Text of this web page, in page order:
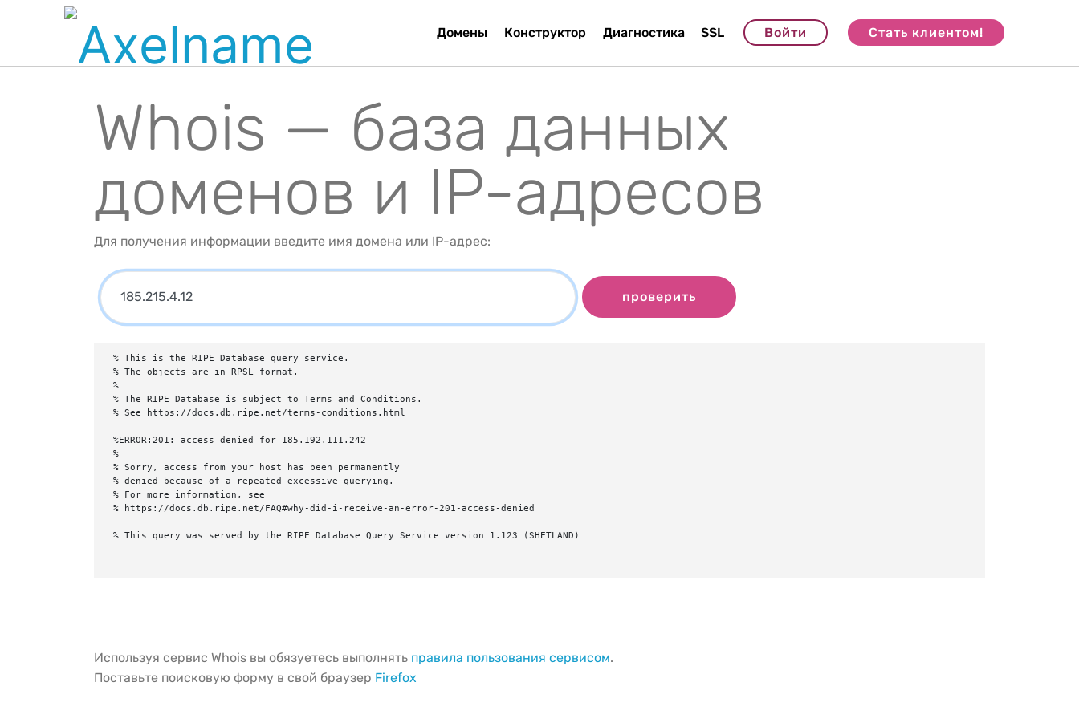
Домены Конструктор Диагностика SSL Войти Стать клиентом!
Whois — база данных
доменов и IP-адресов
Для получения информации введите имя домена или IP-адрес:
проверить
% This is the RIPE Database query service.
% The objects are in RPSL format.
%
% The RIPE Database is subject to Terms and Conditions.
% See https://docs.db.ripe.net/terms-conditions.html
%ERROR:201: access denied for 185.192.111.242
%
% Sorry, access from your host has been permanently
% denied because of a repeated excessive querying.
% For more information, see
% https://docs.db.ripe.net/FAQ#why-did-i-receive-an-error-201-access-denied
% This query was served by the RIPE Database Query Service version 1.123 (SHETLAND)
Используя сервис Whois вы обязуетесь выполнять правила пользования сервисом.
Поставьте поисковую форму в свой браузер Firefox